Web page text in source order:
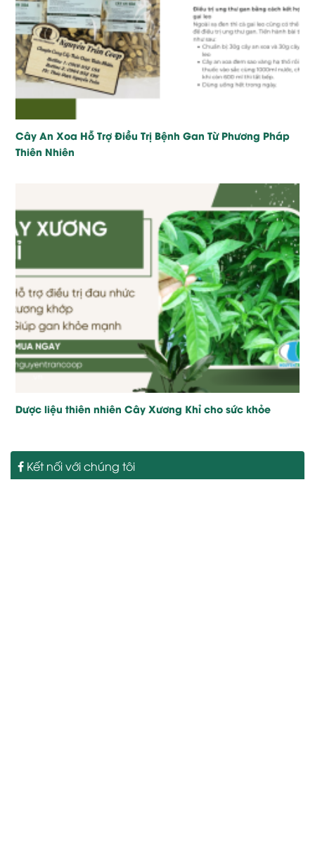
Cây An Xoa Hỗ Trợ Điều Trị Bệnh Gan Từ Phương Pháp
Thiên Nhiên
Dược liệu thiên nhiên Cây Xương Khỉ cho sức khỏe
Kết nối với chúng tôi